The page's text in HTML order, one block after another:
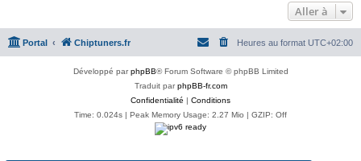
Aller à
Portal Chiptuners.fr Heures au format UTC+02:00
Développé parphpBB® Forum Software © phpBB Limited
Traduit parphpBB-fr.com
Confidentialité | Conditions
Time: 0.024s | Peak Memory Usage: 2.27 Mio | GZIP: Off